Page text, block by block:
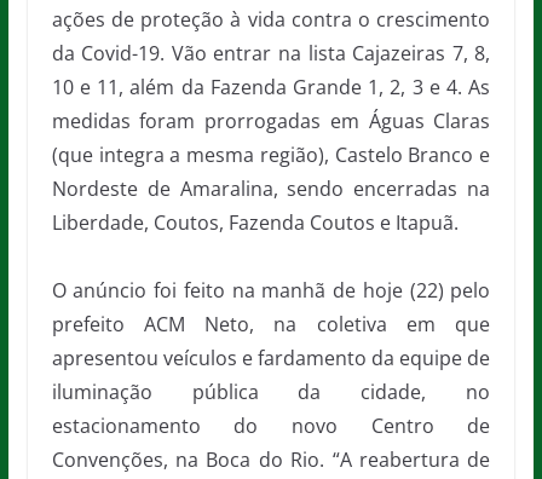
ações de proteção à vida contra o crescimento
da Covid-19. Vão entrar na lista Cajazeiras 7, 8,
10 e 11, além da Fazenda Grande 1, 2, 3 e 4. As
medidas foram prorrogadas em Águas Claras
(que integra a mesma região), Castelo Branco e
Nordeste de Amaralina, sendo encerradas na
Liberdade, Coutos, Fazenda Coutos e Itapuã.
O anúncio foi feito na manhã de hoje (22) pelo
prefeito ACM Neto, na coletiva em que
apresentou veículos e fardamento da equipe de
iluminação pública da cidade, no
estacionamento do novo Centro de
Convenções, na Boca do Rio. “A reabertura de